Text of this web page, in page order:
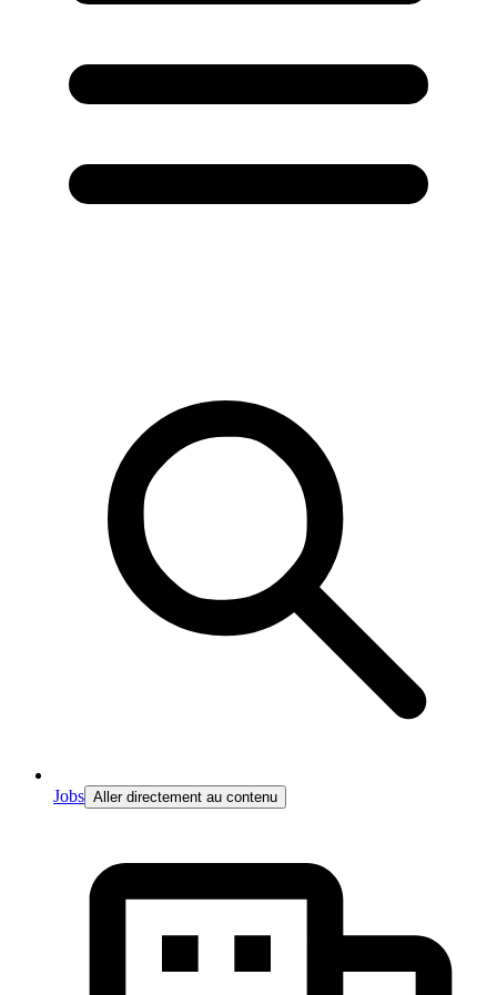
Jobs Aller directement au contenu